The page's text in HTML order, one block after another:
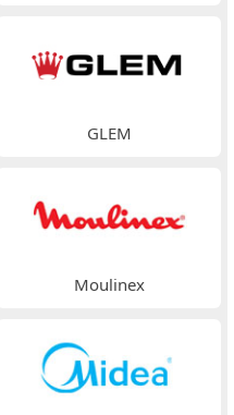
GLEM
Moulinex